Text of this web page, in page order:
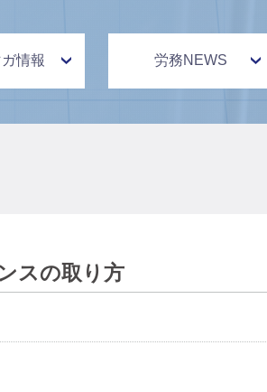
情報 労務NEWS
スの取り方